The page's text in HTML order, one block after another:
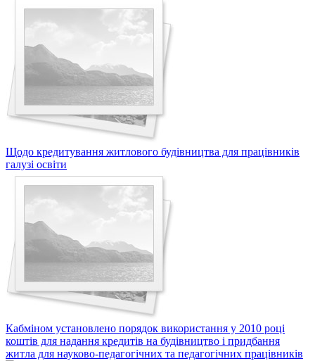
Щодо кредитування житлового будівництва для працівників
галузі освіти
Кабміном установлено порядок використання у 2010 році
коштів для надання кредитів на будівництво і придбання
житла для науково-педагогічних та педагогічних працівників